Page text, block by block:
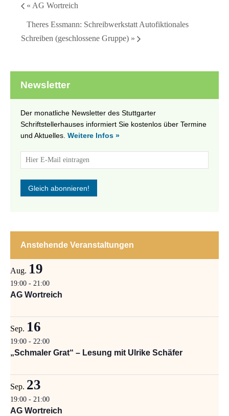
« AG Wortreich
Theres Essmann: Schreibwerkstatt Autofiktionales
Schreiben (geschlossene Gruppe) »
Newsletter
Der monatliche Newsletter des Stuttgarter
Schriftstellerhauses informiert Sie kostenlos über Termine
und Aktuelles. Weitere Infos »
Anstehende Veranstaltungen
Aug. 19
19:00 - 21:00
AG Wortreich
Sep. 16
19:00 - 22:00
„Schmaler Grat“ – Lesung mit Ulrike Schäfer
Sep. 23
19:00 - 21:00
AG Wortreich